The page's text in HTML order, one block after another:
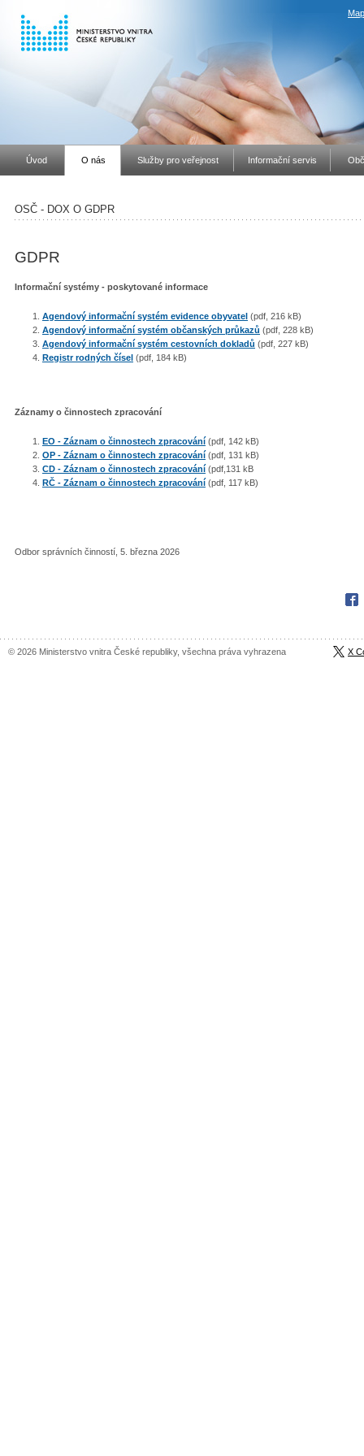
Úvod O nás Služby pro veřejnost Informační servis
OSČ - DOX O GDPR
GDPR
Informační systémy - poskytované informace
Agendový informační systém evidence obyvatel (pdf, 216 kB)
Agendový informační systém občanských průkazů (pdf, 228 kB)
Agendový informační systém cestovních dokladů (pdf, 227 kB)
Registr rodných čísel (pdf, 184 kB)
Záznamy o činnostech zpracování
EO - Záznam o činnostech zpracování (pdf, 142 kB)
OP - Záznam o činnostech zpracování (pdf, 131 kB)
CD - Záznam o činnostech zpracování (pdf,131 kB
RČ - Záznam o činnostech zpracování (pdf, 117 kB)
Odbor správních činností, 5. března 2026
© 2026 Ministerstvo vnitra České republiky, všechna práva vyhrazena X